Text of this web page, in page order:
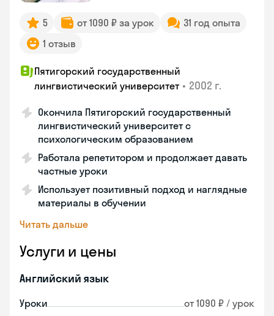
5 от 1090 ₽ за урок
31 год опыта
1 отзыв
Пятигорский государственный
лингвистический университет • 2002 г.
Окончила Пятигорский государственный
лингвистический университет с
психологическим образованием
Работала репетитором и продолжает давать
частные уроки
Использует позитивный подход и наглядные
материалы в обучении
Читать дальше
Услуги и цены
Английский язык
Уроки от 1090 ₽ / урок